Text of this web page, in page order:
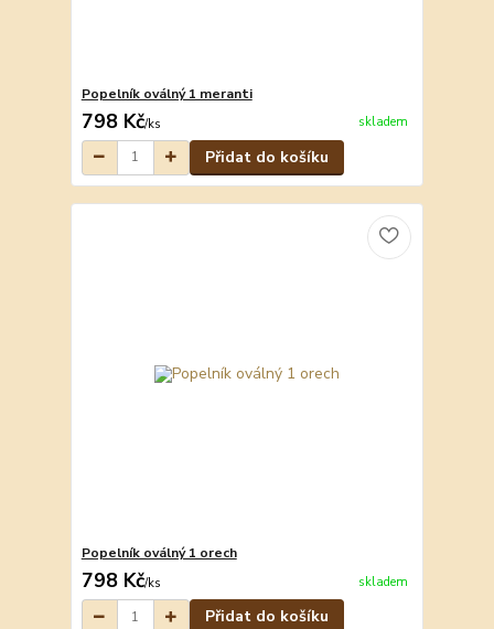
Popelník oválný 1 meranti
798 Kč/ks skladem
Přidat do košíku
Popelník oválný 1 orech
798 Kč/ks skladem
Přidat do košíku